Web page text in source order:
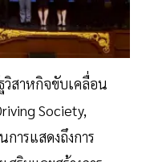
วิสาหกิจขับเคลื่อน
Society,
ารแสดงถึงการ